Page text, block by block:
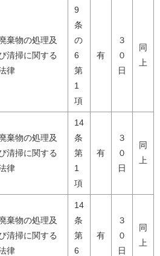
棄物の処理及
清掃に関する
律
9
条
の
6
第
1
項
有
３
０
日
同
上
棄物の処理及
清掃に関する
律
14
条
第
1
項
有
３
０
日
同
上
棄物の処理及
清掃に関する
律
14
条
第
6
有
３
０
日
同
上